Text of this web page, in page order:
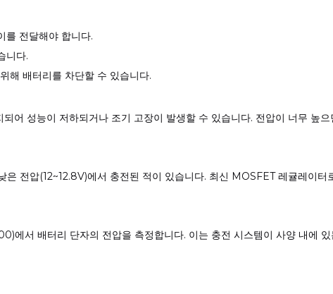
를 전달해야 합니다.
니다.
해 배터리를 차단할 수 있습니다.
어 성능이 저하되거나 조기 고장이 발생할 수 있습니다. 전압이 너무 높
전압(12~12.8V)에서 충전된 적이 있습니다. 최신 MOSFET 레귤레이
에서 배터리 단자의 전압을 측정합니다. 이는 충전 시스템이 사양 내에 있